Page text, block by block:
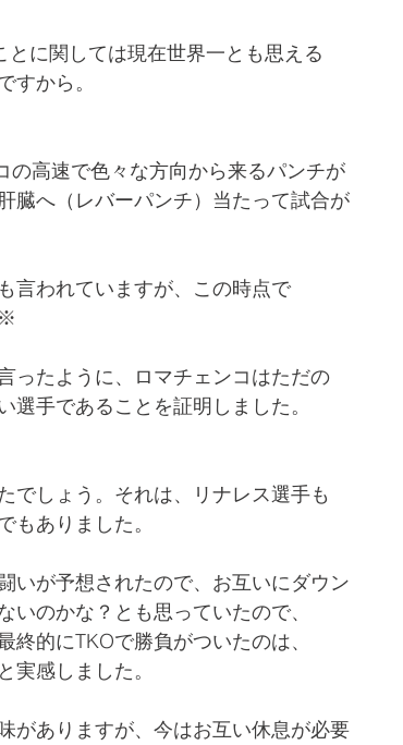
とに関しては現在世界一とも思える
すから。
の高速で色々な方向から来るパンチが
臓へ（レバーパンチ）当たって試合が
言われていますが、この時点で
ったように、ロマチェンコはただの
手であることを証明しました。
でしょう。それは、リナレス選手も
もありました。
いが予想されたので、お互いにダウン
いのかな？とも思っていたので、
的にTKOで勝負がついたのは、
実感しました。
がありますが、今はお互い休息が必要